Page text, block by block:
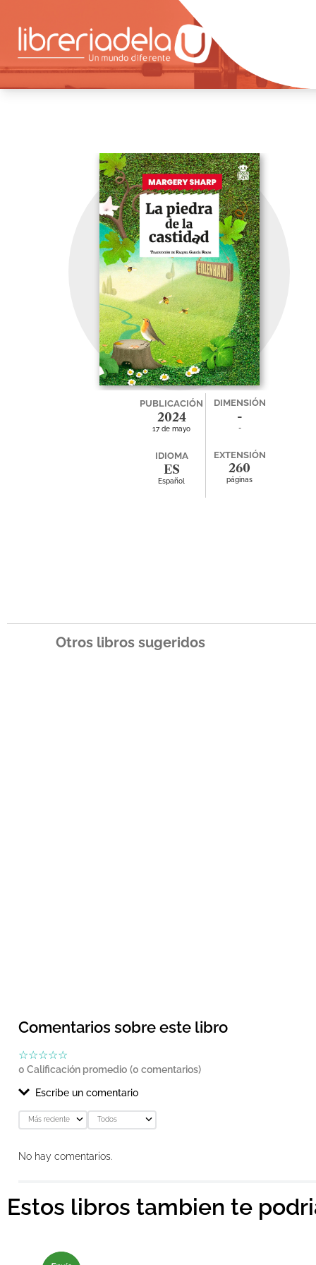
PUBLICACIÓN
2024
17 de mayo
DIMENSIÓN
-
-
IDIOMA
ES
Español
EXTENSIÓN
260
páginas
Otros libros sugeridos
Comentarios sobre este libro
☆☆☆☆☆
0 Calificación promedio (0 comentarios)
Escribe un comentario
Agregar comentario
★★★
Más reciente Todos
No hay comentarios.
Estos libros tambien te